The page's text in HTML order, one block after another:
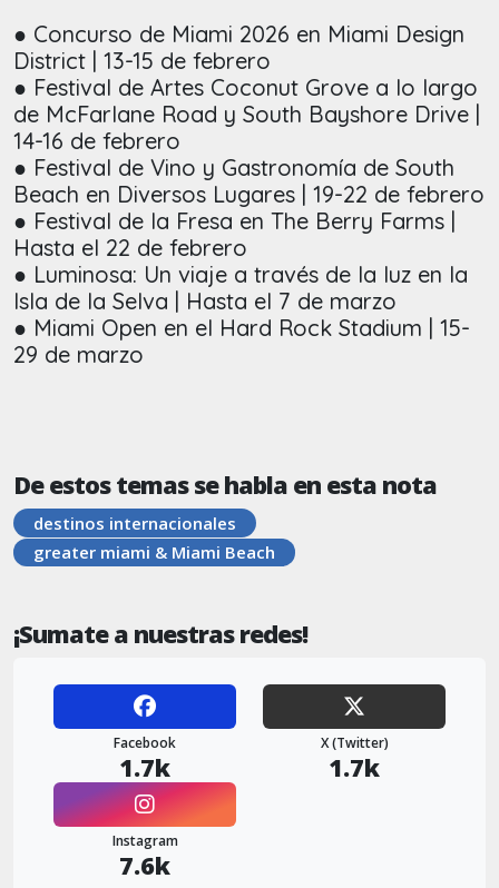
● Concurso de Miami 2026 en Miami Design
District | 13-15 de febrero
● Festival de Artes Coconut Grove a lo largo
de McFarlane Road y South Bayshore Drive |
14-16 de febrero
● Festival de Vino y Gastronomía de South
Beach en Diversos Lugares | 19-22 de febrero
● Festival de la Fresa en The Berry Farms |
Hasta el 22 de febrero
● Luminosa: Un viaje a través de la luz en la
Isla de la Selva | Hasta el 7 de marzo
● Miami Open en el Hard Rock Stadium | 15-
29 de marzo
De estos temas se habla en esta nota
destinos internacionales
greater miami & Miami Beach
¡Sumate a nuestras redes!
Facebook
1.7k
X (Twitter)
1.7k
Instagram
7.6k